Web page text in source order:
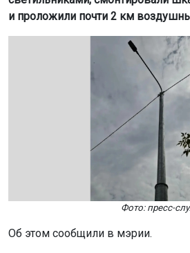
и проложили почти 2 км
Фото: пресс-
Об этом сообщили в мэрии.